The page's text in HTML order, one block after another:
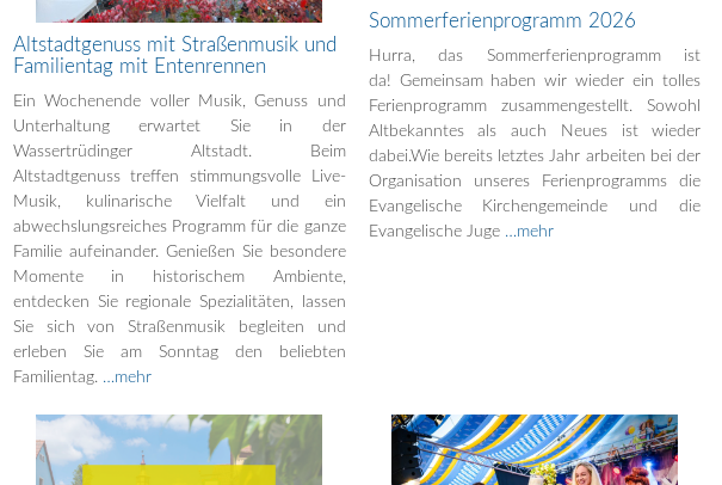
Altstadtgenuss mit Straßenmusik und
Familientag mit Entenrennen
Ein Wochenende voller Musik, Genuss und
Unterhaltung erwartet Sie in der
Wassertrüdinger Altstadt. Beim
Altstadtgenuss treffen stimmungsvolle Live-
Musik, kulinarische Vielfalt und ein
abwechslungsreiches Programm für die ganze
Familie aufeinander. Genießen Sie besondere
Momente in historischem Ambiente,
entdecken Sie regionale Spezialitäten, lassen
Sie sich von Straßenmusik begleiten und
erleben Sie am Sonntag den beliebten
Familientag. …mehr
Sommerferienprogramm 2026
Hurra, das Sommerferienprogramm ist
da! Gemeinsam haben wir wieder ein tolles
Ferienprogramm zusammengestellt. Sowohl
Altbekanntes als auch Neues ist wieder
dabei.Wie bereits letztes Jahr arbeiten bei der
Organisation unseres Ferienprogramms die
Evangelische Kirchengemeinde und die
Evangelische Juge …mehr